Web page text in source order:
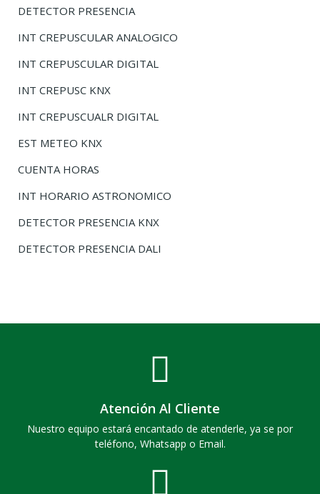
DETECTOR PRESENCIA
INT CREPUSCULAR ANALOGICO
INT CREPUSCULAR DIGITAL
INT CREPUSC KNX
INT CREPUSCUALR DIGITAL
EST METEO KNX
CUENTA HORAS
INT HORARIO ASTRONOMICO
DETECTOR PRESENCIA KNX
DETECTOR PRESENCIA DALI
Atención Al Cliente
Nuestro equipo estará encantado de atenderle, ya se por
teléfono, Whatsapp o Email.